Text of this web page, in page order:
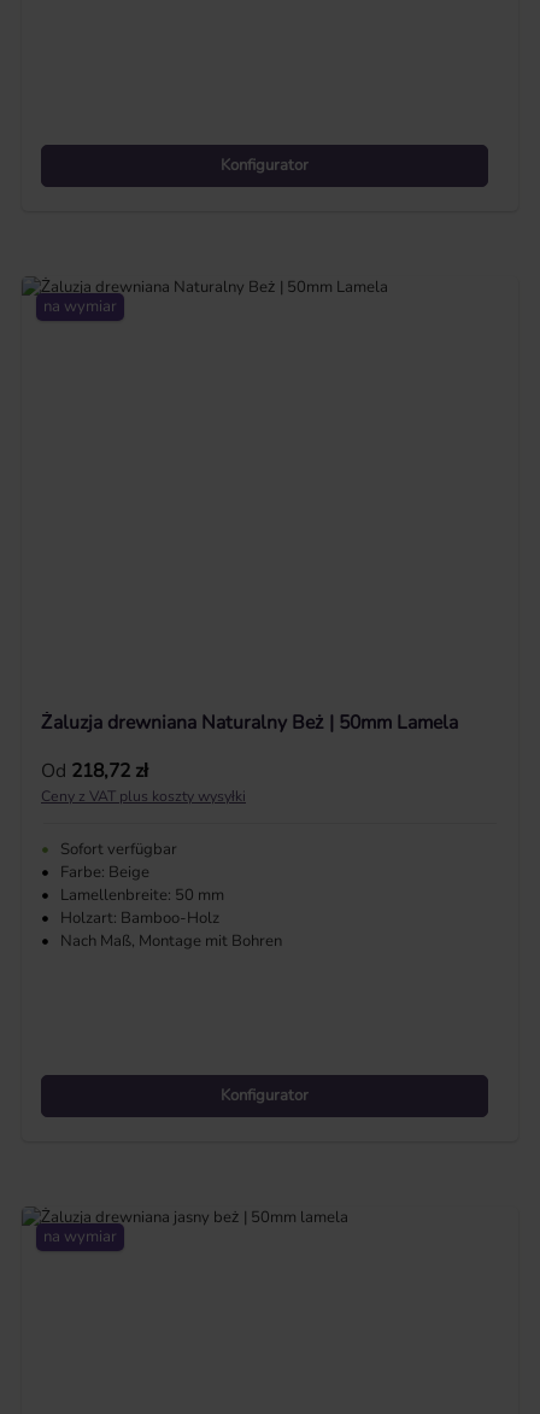
Konfigurator
na wymiar
Żaluzja drewniana Naturalny Beż | 50mm Lamela
Cena regularna:
Od 218,72 zł
Ceny z VAT plus koszty wysyłki
•
Sofort verfügbar
•
Farbe: Beige
•
Lamellenbreite: 50 mm
•
Holzart: Bamboo-Holz
•
Nach Maß, Montage mit Bohren
Konfigurator
na wymiar